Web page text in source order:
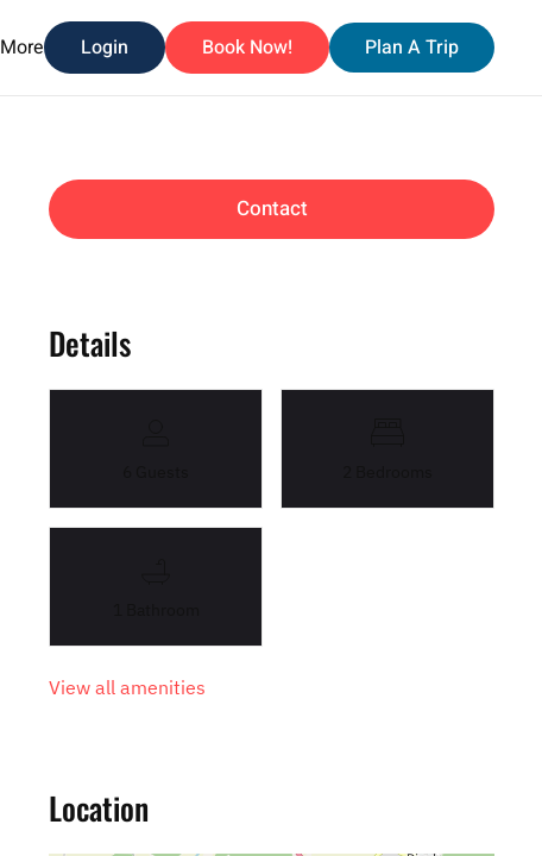
More Login Book Now! Plan A Trip
Contact
Details
View all amenities
Location